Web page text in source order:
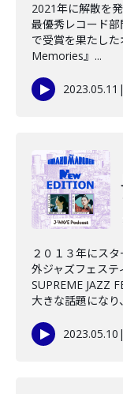
2021年に解散を
最優秀レコード
で受賞を果たし
Memories』...
2023.05.11 |
２０１３年にス
外ジャズフェス
SUPREME JAZZ
大きな話題になり
2023.05.10 |